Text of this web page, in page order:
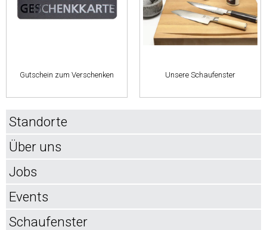
Gutschein zum Verschenken Unsere Schaufenster
Standorte
Über uns
Jobs
Events
Schaufenster